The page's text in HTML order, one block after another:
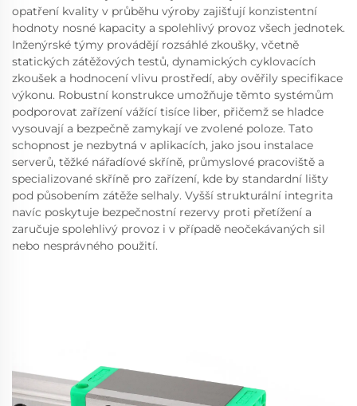
opatření kvality v průběhu výroby zajišťují konzistentní
hodnoty nosné kapacity a spolehlivý provoz všech jednotek.
Inženýrské týmy provádějí rozsáhlé zkoušky, včetně
statických zátěžových testů, dynamických cyklovacích
zkoušek a hodnocení vlivu prostředí, aby ověřily specifikace
výkonu. Robustní konstrukce umožňuje těmto systémům
podporovat zařízení vážící tisíce liber, přičemž se hladce
vysouvají a bezpečně zamykají ve zvolené poloze. Tato
schopnost je nezbytná v aplikacích, jako jsou instalace
serverů, těžké nářadíové skříně, průmyslové pracoviště a
specializované skříně pro zařízení, kde by standardní lišty
pod působením zátěže selhaly. Vyšší strukturální integrita
navíc poskytuje bezpečnostní rezervy proti přetížení a
zaručuje spolehlivý provoz i v případě neočekávaných sil
nebo nesprávného použití.